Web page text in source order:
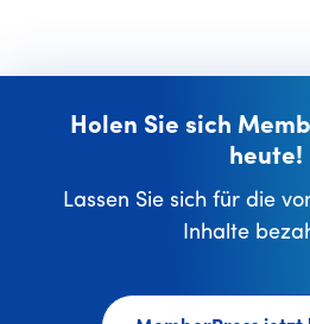
Holen Sie sich
heute!
Lassen Sie sich für die
Inhalte